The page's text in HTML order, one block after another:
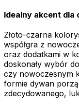
Idealny akcent dla
Złoto-czarna
współgra z
oraz dodatkami w
doskonały wybór
czy nowoczesnym
formie dywan
zdecydowanego,